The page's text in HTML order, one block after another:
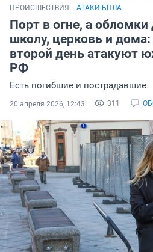
ПРОИСШЕСТВИЯ АТАКИ БПЛА
Порт в огне, а обломки
школу, церковь и
второй день атакуют
РФ
Есть погибшие и пострадавшие
311
20 апреля 2026, 12:43